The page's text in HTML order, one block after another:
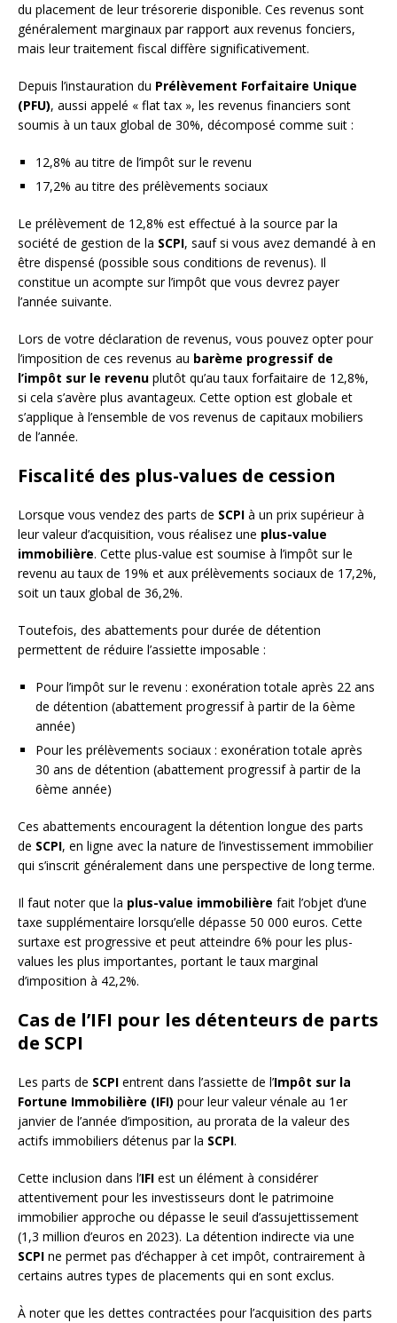
du placement de leur trésorerie disponible. Ces revenus sont
généralement marginaux par rapport aux revenus fonciers,
mais leur traitement fiscal diffère significativement.
Depuis l’instauration du Prélèvement Forfaitaire Unique
(PFU), aussi appelé « flat tax », les revenus financiers sont
soumis à un taux global de 30%, décomposé comme suit :
12,8% au titre de l’impôt sur le revenu
17,2% au titre des prélèvements sociaux
Le prélèvement de 12,8% est effectué à la source par la
société de gestion de la SCPI, sauf si vous avez demandé à en
être dispensé (possible sous conditions de revenus). Il
constitue un acompte sur l’impôt que vous devrez payer
l’année suivante.
Lors de votre déclaration de revenus, vous pouvez opter pour
l’imposition de ces revenus au barème progressif de
l’impôt sur le revenu plutôt qu’au taux forfaitaire de 12,8%,
si cela s’avère plus avantageux. Cette option est globale et
s’applique à l’ensemble de vos revenus de capitaux mobiliers
de l’année.
Fiscalité des plus-values de cession
Lorsque vous vendez des parts de SCPI à un prix supérieur à
leur valeur d’acquisition, vous réalisez une plus-value
immobilière. Cette plus-value est soumise à l’impôt sur le
revenu au taux de 19% et aux prélèvements sociaux de 17,2%,
soit un taux global de 36,2%.
Toutefois, des abattements pour durée de détention
permettent de réduire l’assiette imposable :
Pour l’impôt sur le revenu : exonération totale après 22 ans
de détention (abattement progressif à partir de la 6ème
année)
Pour les prélèvements sociaux : exonération totale après
30 ans de détention (abattement progressif à partir de la
6ème année)
Ces abattements encouragent la détention longue des parts
de SCPI, en ligne avec la nature de l’investissement immobilier
qui s’inscrit généralement dans une perspective de long terme.
Il faut noter que la plus-value immobilière fait l’objet d’une
taxe supplémentaire lorsqu’elle dépasse 50 000 euros. Cette
surtaxe est progressive et peut atteindre 6% pour les plus-
values les plus importantes, portant le taux marginal
d’imposition à 42,2%.
Cas de l’IFI pour les détenteurs de parts
de SCPI
Les parts de SCPI entrent dans l’assiette de l’Impôt sur la
Fortune Immobilière (IFI) pour leur valeur vénale au 1er
janvier de l’année d’imposition, au prorata de la valeur des
actifs immobiliers détenus par la SCPI.
Cette inclusion dans l’IFI est un élément à considérer
attentivement pour les investisseurs dont le patrimoine
immobilier approche ou dépasse le seuil d’assujettissement
(1,3 million d’euros en 2023). La détention indirecte via une
SCPI ne permet pas d’échapper à cet impôt, contrairement à
certains autres types de placements qui en sont exclus.
À noter que les dettes contractées pour l’acquisition des parts